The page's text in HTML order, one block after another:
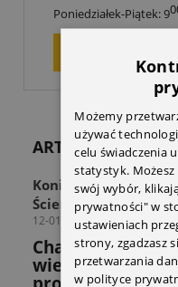
Poniedziałek-Piątek: 9
ARTYKUŁY
Koniec z zagraconą
Ścienny THULE Wall
12-01-2026
Chaos w strefie
wieszak THULE
Możemy
używać
celu świadczenia
statystyk. Możesz
swój wybór,
prywatności" w
ustawieniach
strony, zgadzasz
przetwarzania
w polityce